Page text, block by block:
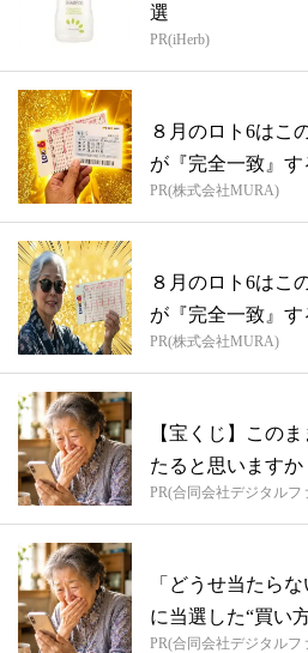
選
PR(iHerb)
８月のロト6はこ
が『完全一致』す
PR(株式会社MURA)
８月のロト6はこ
が『完全一致』す
PR(株式会社MURA)
【宝くじ】この
たると思いますか
PR(合同会社デジタルフ
「どうせ当たら
に当選した“買い
PR(合同会社デジタルフ